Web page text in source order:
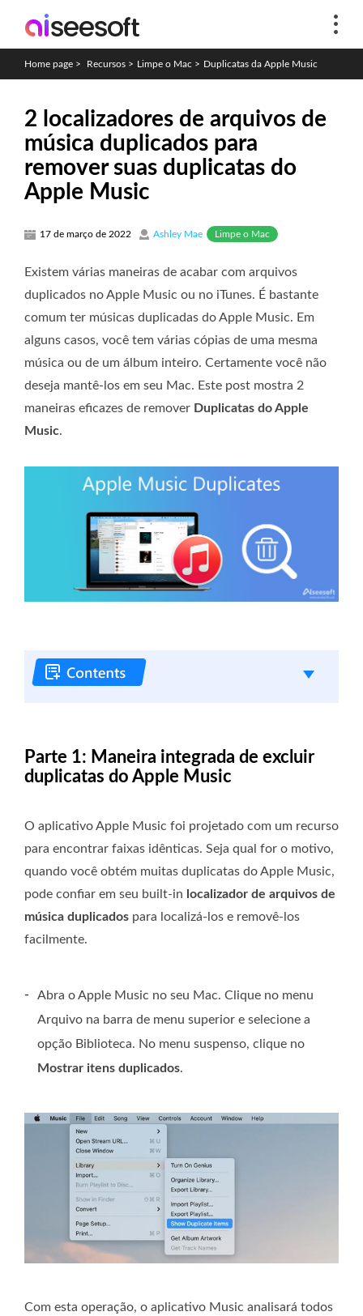
Home page > Recursos > Limpe o Mac > Duplicatas da Apple Music
2 localizadores de arquivos de
música duplicados para
remover suas duplicatas do
Apple Music
17 de março de 2022 Ashley Mae Limpe o Mac
Existem várias maneiras de acabar com arquivos
duplicados no Apple Music ou no iTunes. É bastante
comum ter músicas duplicadas do Apple Music. Em
alguns casos, você tem várias cópias de uma mesma
música ou de um álbum inteiro. Certamente você não
deseja mantê-los em seu Mac. Este post mostra 2
maneiras eficazes de remover Duplicatas do Apple
Music.
Parte 1: Maneira integrada de excluir
duplicatas do Apple Music
O aplicativo Apple Music foi projetado com um recurso
para encontrar faixas idênticas. Seja qual for o motivo,
quando você obtém muitas duplicatas do Apple Music,
pode confiar em seu built-in localizador de arquivos de
música duplicados para localizá-los e removê-los
facilmente.
-
Abra o Apple Music no seu Mac. Clique no menu
Arquivo na barra de menu superior e selecione a
opção Biblioteca. No menu suspenso, clique no
Mostrar itens duplicados.
Com esta operação, o aplicativo Music analisará todos